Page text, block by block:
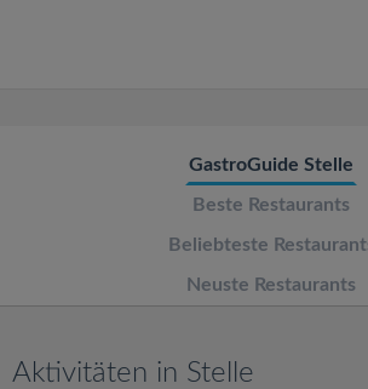
GastroGuide Stelle
Beste Restaurants
Beliebteste
Neuste Restaurants
Aktivitäten in Stelle